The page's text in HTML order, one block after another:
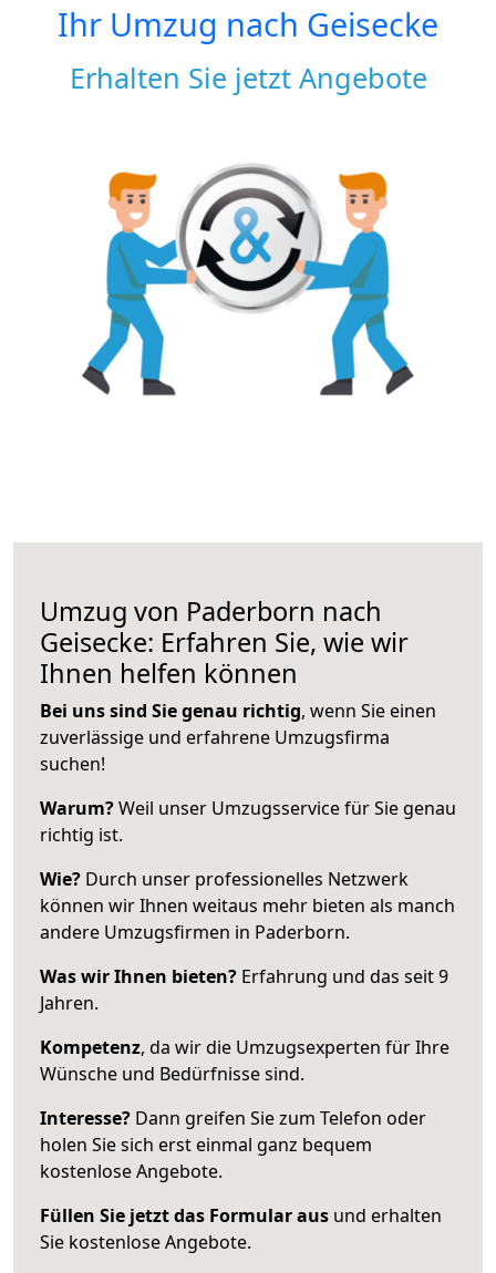
Ihr Umzug nach Geisecke
Erhalten Sie jetzt Angebote
Umzug von Paderborn nach
Geisecke: Erfahren Sie, wie wir
Ihnen helfen können
Bei uns sind Sie genau richtig, wenn Sie einen
zuverlässige und erfahrene Umzugsfirma
suchen!
Warum?Weil unser Umzugsservice für Sie genau
richtig ist.
Wie? Durch unser professionelles Netzwerk
können wir Ihnen weitaus mehr bieten als manch
andere Umzugsfirmen in Paderborn.
Was wir Ihnen bieten? Erfahrung und das seit 9
Jahren.
Kompetenz, da wir die Umzugsexperten für Ihre
Wünsche und Bedürfnisse sind.
Interesse? Dann greifen Sie zum Telefon oder
holen Sie sich erst einmal ganz bequem
kostenlose Angebote.
Füllen Sie jetzt das Formular aus und erhalten
Sie kostenlose Angebote.